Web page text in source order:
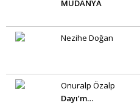
MUDANYA
Nezihe Doğan
Onuralp Özalp
Dayı’m…